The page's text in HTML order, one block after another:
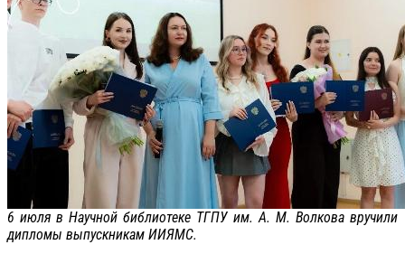
6 июля в Научной библиотеке ТГПУ им. А. М. Волкова вручили
дипломы выпускникам ИИЯМС.